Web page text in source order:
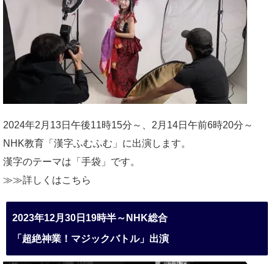
2024年2月13日午後11時15分～、2月14日午前6時20分～
NHK教育「漢字ふむふむ」に出演します。
漢字のテーマは「手袋」です。
≫≫詳しくはこちら
2023年12月30日19時半～NHK総合
「超絶神業！マジックバトル」出演